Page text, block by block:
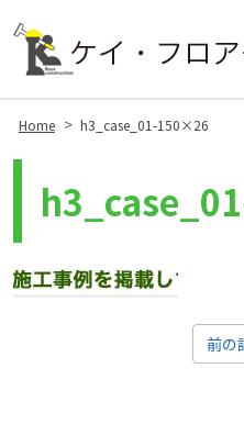
Home > h3_case_01-150×26
前の
Site
Footer